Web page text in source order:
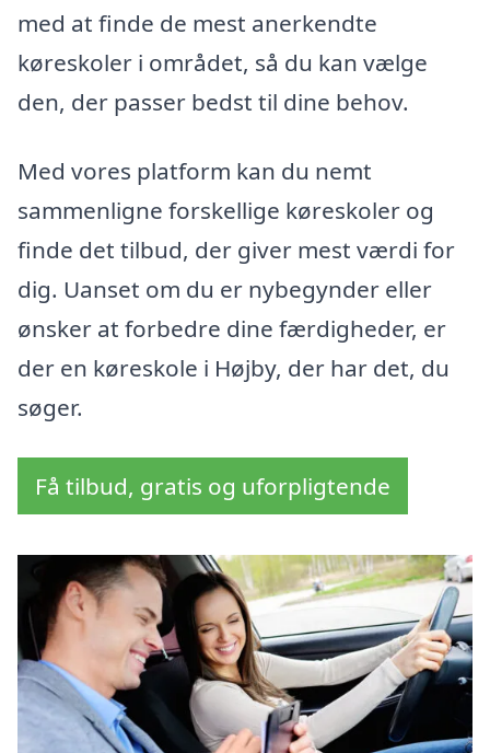
med at finde de mest anerkendte
køreskoler i området, så du kan vælge
den, der passer bedst til dine behov.
Med vores platform kan du nemt
sammenligne forskellige køreskoler og
finde det tilbud, der giver mest værdi for
dig. Uanset om du er nybegynder eller
ønsker at forbedre dine færdigheder, er
der en køreskole i Højby, der har det, du
søger.
Få tilbud, gratis og uforpligtende